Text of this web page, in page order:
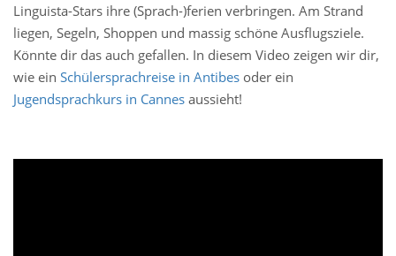
Linguista-Stars ihre (Sprach-)ferien verbringen. Am Strand
liegen, Segeln, Shoppen und massig schöne Ausflugsziele.
Könnte dir das auch gefallen. In diesem Video zeigen wir dir,
wie ein Schülersprachreise in Antibes oder ein
Jugendsprachkurs in Cannes aussieht!